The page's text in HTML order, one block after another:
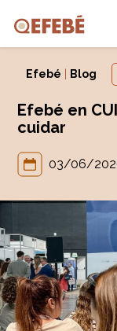
Efebé Blog
Efebé en
cuidar
03/06/